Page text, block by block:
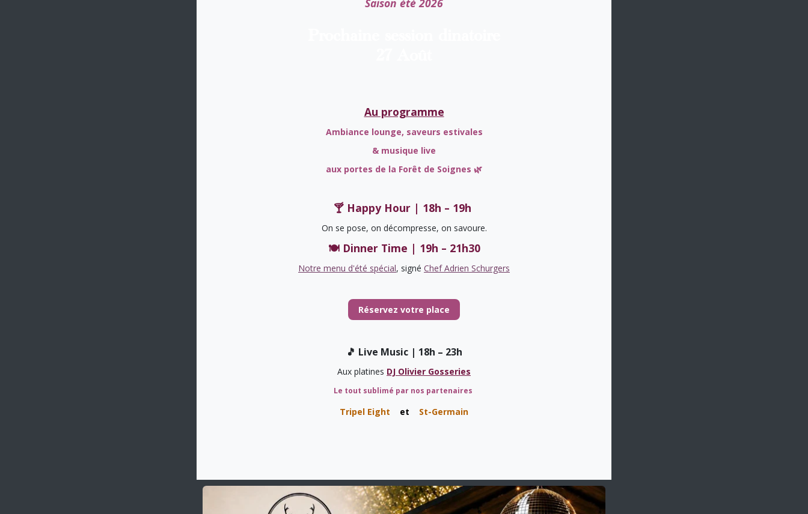
Saison été 2026
Au programme
Ambiance lounge, saveurs estivales
& musique live
aux portes de la Forêt de Soignes 🌿
🍸 Happy Hour | 18h – 19h
On se pose, on décompresse, on savoure.
🍽️ Dinner Time | 19h – 21h30
Notre menu d'été spécial, signé Chef Adrien Schurgers
Réservez votre pl​​​​ace
🎵 Live Music | 18h – 23h
Aux platines DJ Olivier Gosseries
Le tout sublimé par nos partenaires
Tripel Eight et St-Germain